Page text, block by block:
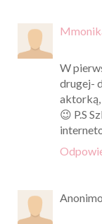
W
drugej-
aktorką,
😉 P.S